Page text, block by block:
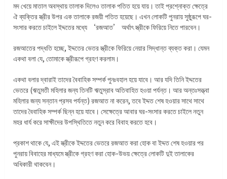
মদ খেয়ে মাতাল অবস্থায় তালাক দিলেও তালাক পতিত হয়ে যায়। তাই প্রশ্নোক্ত ক্ষেত্রে
ঐ ব্যক্তির স্ত্রীর উপর এক তালাকে রজয়ী পতিত হয়েছে। এখন লোকটি পুনরায় সুষ্ঠুরূপে ঘর-
সংসার করতে চাইলে ইদ্দতের মধ্যে ‘রজআত’ অর্থাৎ স্ত্রীকে ফিরিয়ে নিতে পারবেন।
রজআতের পদ্ধতি হচ্ছে, ইদ্দতের ভেতর স্ত্রীকে ফিরিয়ে নেয়ার সিদ্ধান্ত ব্যক্ত করা। যেমন
একথা বলা যে, তোমাকে স্ত্রীরূপে গ্রহণ করলাম।
একথা বলার দ্বারাই তাদের বৈবাহিক সম্পর্ক পুনঃবহাল হয়ে যাবে। আর যদি তিনি ইদ্দতের
ভেতরে (ঋতুমতী মহিলার জন্য তিনটি ঋতুস্রাব অতিবাহিত হওয়া পর্যন্ত। আর অন্তঃসত্ত্বা
মহিলার জন্য সন্তান প্রসব পর্যন্ত) রজআত না করেন, তবে ইদ্দত শেষ হওয়ার সাথে সাথে
তাদের বৈবাহিক সম্পর্ক ছিন্ন হয়ে যাবে। সেক্ষেত্রে আবার ঘর-সংসার করতে চাইলে নতুন
মহর ধার্য করে সাক্ষীদের উপস্থিতিতে নতুন করে বিবাহ করতে হবে।
প্রকাশ থাকে যে, এই স্ত্রীকে ইদ্দতের ভেতরে রজআত করা হোক বা ইদ্দত শেষ হওয়ার পর
পুনরায় বিবাহের মাধ্যমে স্ত্রীকে গ্রহণ করা হোক-উভয় ক্ষেত্রে লোকটি দুই তালাকের
অধিকারী থাকবেন।